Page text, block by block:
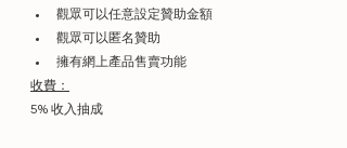
觀眾可以任意設定贊助金額
觀眾可以匿名贊助
擁有網上產品售賣功能
收費：
5% 收入抽成